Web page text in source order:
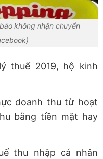
không nhận chuyển
thuế 2019, hộ kinh
doanh thu từ hoạt
bằng tiền mặt hay
thu nhập cá nhân